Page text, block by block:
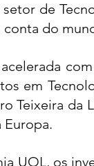
de
do
em
Teixeira da
UOL, os